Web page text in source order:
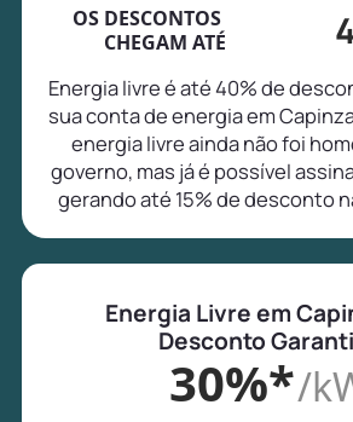
OS DESCONTOS
CHEGAM ATÉ
Energia livre é até 40% de
sua conta de energia em
energia livre ainda não foi
governo, mas já é possível
gerando até 15% de desconto
Energia Livre em
Desconto
30%*/